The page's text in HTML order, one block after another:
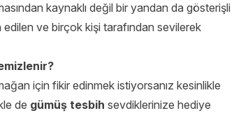
kaynaklı değil bir yandan da gösterişli
ve birçok kişi tarafından sevilerek
için fikir edinmek istiyorsanız kesinlikle
de gümüş tesbih sevdiklerinize hediye